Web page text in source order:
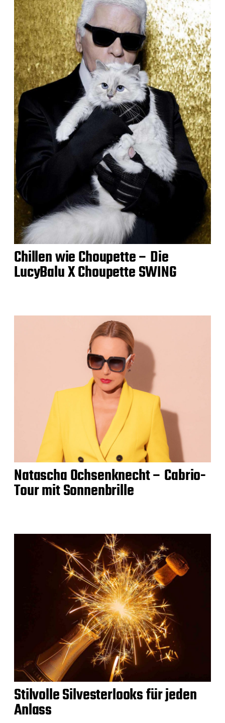
Chillen wie Choupette – Die
LucyBalu X Choupette SWING
Natascha Ochsenknecht – Cabrio-
Tour mit Sonnenbrille
Stilvolle Silvesterlooks für jeden
Anlass